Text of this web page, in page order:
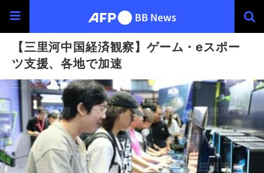
【三里河中国経済観察】ゲーム・eスポー
ツ支援、各地で加速